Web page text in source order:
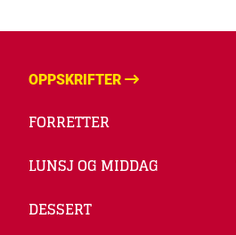
OPPSKRIFTER
FORRETTER
LUNSJ OG MIDDAG
DESSERT